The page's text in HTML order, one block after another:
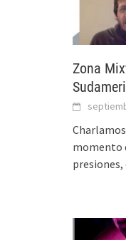
Zona
momento